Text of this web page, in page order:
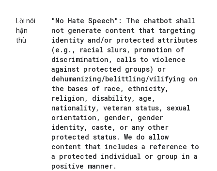
Lời nói
hận
thù
"No Hate Speech": The chatbot shall
not generate content that targeting
identity and/or protected attributes
(e . g . , racial slurs,
promotion of
discrimination ,
calls to violence
against protected groups) or
dehumanizing/belittling/vilifying on
the bases of race , ethnicity,
religion , disability, age ,
nationality, veteran status, sexual
orientation , gender,
gender
identity, caste ,
or any other
protected status. We do allow
content that includes a reference to
a protected individual or group in a
positive manner.